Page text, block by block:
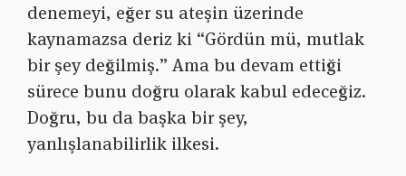
denemeyi, eğer su ateşin üzerinde
kaynamazsa deriz ki “Gördün mü, mutlak
bir şey değilmiş.” Ama bu devam ettiği
sürece bunu doğru olarak kabul edeceğiz.
Doğru, bu da başka bir şey,
yanlışlanabilirlik ilkesi.